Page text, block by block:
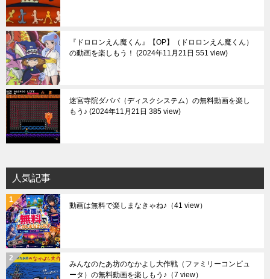
『ドロロンえん魔くん』【OP】（ドロロンえん魔くん）
の動画を楽しもう！
2024年11月21日 551 view
迷宮寺院ダババ（ディスクシステム）の無料動画を楽し
もう♪ 2024年11月21日 385 view
人気記事
動画は無料で楽しまなきゃね♪ （41 view）
みんなのたあ坊のなかよし大作戦（ファミリーコンピュ
ータ）の無料動画を楽しもう♪ （7 view）